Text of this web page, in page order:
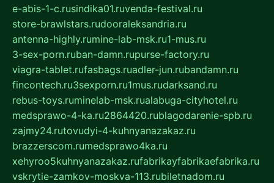
e-abis-1-c.rusindika01.ruvenda-festival.ru
store-brawlstars.rudooraleksandria.ru
antenna-highly.rumine-lab-msk.ru1-mus.ru
3-sex-porn.ruban-damn.rupurse-factory.ru
viagra-tablet.rufasbags.ruadler-jun.rubandamn.ru
fincontech.ru3sexporn.ru1mus.rudarksand.ru
rebus-toys.ruminelab-msk.rualabuga-cityhotel.ru
medsprawo-4-ka.ru2864420.rublagodarenie-spb.ru
zajmy24.rutovudyi-4-kuhnyanazakaz.ru
brazzerscom.rumedsprawo4ka.ru
xehyroo5kuhnyanazakaz.rufabrikayfabrikaefabrika.ru
vskrytie-zamkov-moskva-113.rubiletnadom.ru